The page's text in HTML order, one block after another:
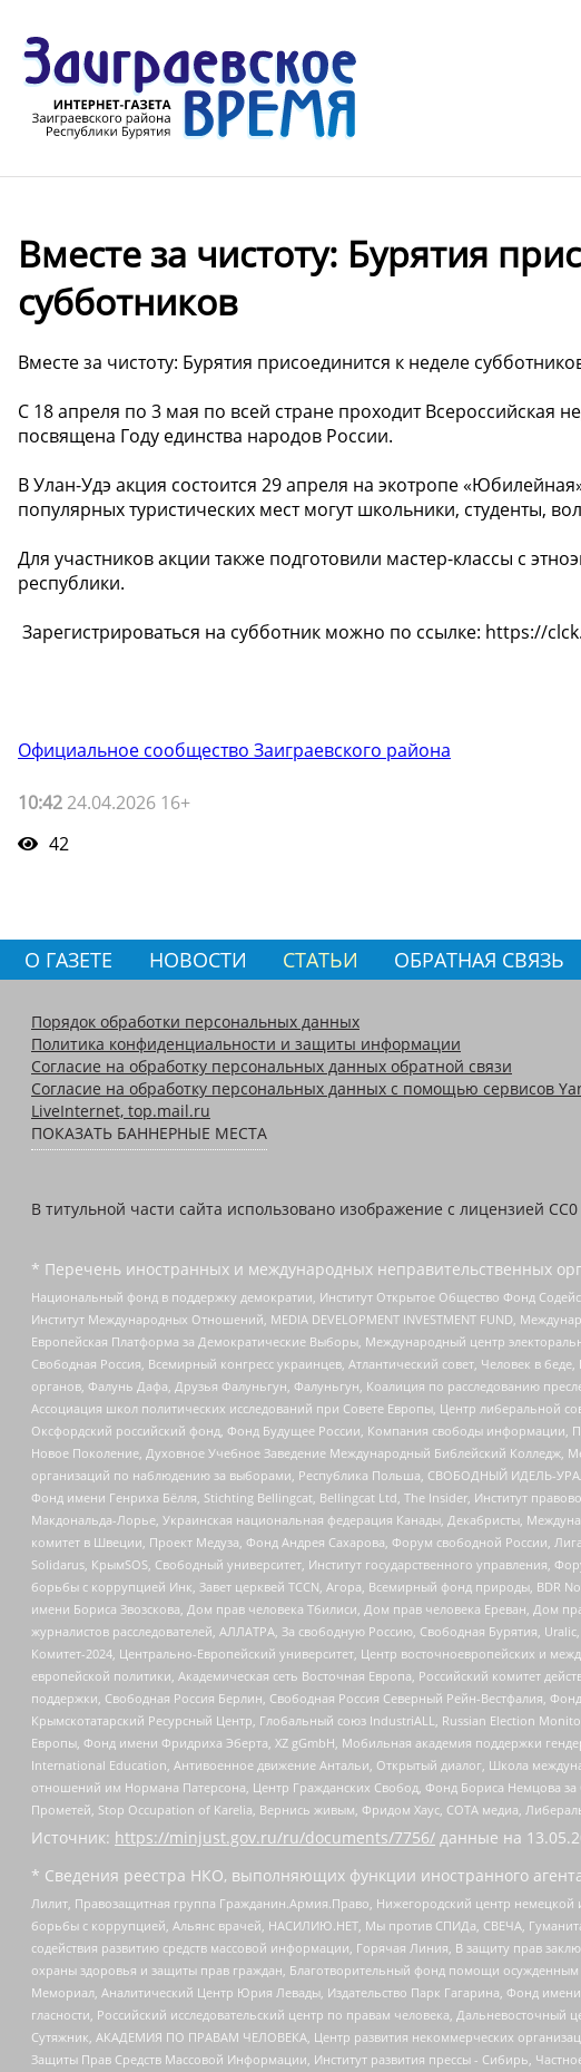
Вместе за чистоту: Бурятия
субботников
Вместе за чистоту: Бурятия присоединится к неделе
С 18 апреля по 3 мая по всей стране проходит Всероссийская
посвящена Году единства народов России.
В Улан-Удэ акция состоится 29 апреля на экотропе
популярных туристических мест могут школьники, студенты,
Для участников акции также подготовили мастер-классы с
республики.
Зарегистрироваться на субботник можно по ссылке: https://
Официальное сообщество Заиграевского района
10:42 24.04.2026 16+
42
О ГАЗЕТЕ НОВОСТИ СТАТЬИ ОБРАТНАЯ СВЯЗЬ
Порядок обработки персональных данных
Политика конфиденциальности и защиты информации
Согласие на обработку персональных данных обратной связи
Согласие на обработку персональных данных с помощью сервисов
LiveInternet, top.mail.ru
ПОКАЗАТЬ БАННЕРНЫЕ МЕСТА
В титульной части сайта использовано изображение с лицензией CC0
* Перечень иностранных и международных неправительственных
Национальный фонд в поддержку демократии, Институт Открытое Общество Фонд
Институт Международных Отношений, MEDIA DEVELOPMENT INVESTMENT FUND,
Европейская Платформа за Демократические Выборы, Международный центр
Свободная Россия, Всемирный конгресс украинцев, Атлантический совет, Человек в
органов, Фалунь Дафа, Друзья Фалуньгун, Фалуньгун, Коалиция по расследованию
Ассоциация школ политических исследований при Совете Европы, Центр либеральной
Оксфордский российский фонд, Фонд Будущее России, Компания свободы информации,
Новое Поколение, Духовное Учебное Заведение Международный Библейский Колледж,
организаций по наблюдению за выборами, Республика Польша, СВОБОДНЫЙ ИДЕЛЬ-
Фонд имени Генриха Бёлля, Stichting Bellingcat, Bellingcat Ltd, The Insider, Институт
Макдональда-Лорье, Украинская национальная федерация Канады, Декабристы,
комитет в Швеции, Проект Медуза, Фонд Андрея Сахарова, Форум свободной России,
Solidarus, КрымSOS, Свободный университет, Институт государственного управления,
борьбы с коррупцией Инк, Завет церквей TCCN, Агора, Всемирный фонд природы, BDR
имени Бориса Звозскова, Дом прав человека Тбилиси, Дом прав человека Ереван, Дом
журналистов расследователей, АЛЛАТРА, За свободную Россию, Свободная Бурятия,
Комитет-2024, Центрально-Европейский университет, Центр восточноевропейских и
европейской политики, Академическая сеть Восточная Европа, Российский комитет
поддержки, Свободная Россия Берлин, Свободная Россия Северный Рейн-Вестфалия,
Крымскотатарский Ресурсный Центр, Глобальный союз IndustriALL, Russian Election
Европы, Фонд имени Фридриха Эберта, XZ gGmbH, Мобильная академия поддержки
International Education, Антивоенное движение Антальи, Открытый диалог, Школа
отношений им Нормана Патерсона, Центр Гражданских Свобод, Фонд Бориса Немцова
Прометей, Stop Occupation of Karelia, Вернись живым, Фридом Хаус, СОТА медиа,
Источник: https://minjust.gov.ru/ru/documents/7756/ данные на
* Сведения реестра НКО, выполняющих функции иностранного
Лилит, Правозащитная группа Гражданин.Армия.Право, Нижегородский центр
борьбы с коррупцией, Альянс врачей, НАСИЛИЮ.НЕТ, Мы против СПИДа, СВЕЧА,
содействия развитию средств массовой информации, Горячая Линия, В защиту прав
охраны здоровья и защиты прав граждан, Благотворительный фонд помощи
Мемориал, Аналитический Центр Юрия Левады, Издательство Парк Гагарина, Фонд
гласности, Российский исследовательский центр по правам человека,
Сутяжник, АКАДЕМИЯ ПО ПРАВАМ ЧЕЛОВЕКА, Центр развития некоммерческих
Защиты Прав Средств Массовой Информации, Институт развития прессы - Сибирь,